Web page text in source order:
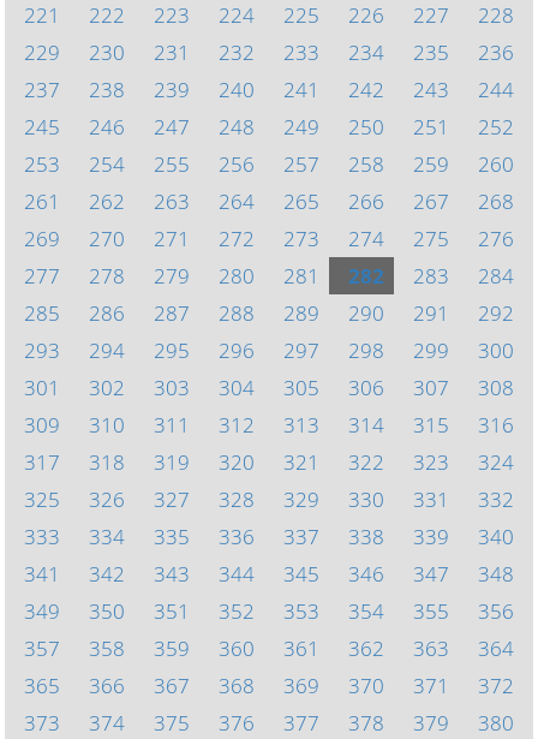
221
222 223 224 225 226 227
228
229
230 231 232 233 234 235
236
237
238 239 240 241 242 243
244
245
246 247 248 249 250 251
252
253
254 255 256 257 258 259
260
261
262 263 264 265 266 267
268
269
270 271 272 273 274 275
276
277
278 279 280 281 282 283
284
285
286 287 288 289 290 291
292
293
294 295 296 297 298 299
300
301
302 303 304 305 306 307
308
309
310 311 312 313 314 315
316
317
318 319 320 321 322 323
324
325
326 327 328 329 330 331
332
333
334 335 336 337 338 339
340
341
342 343 344 345 346 347
348
349
350 351 352 353 354 355
356
357
358 359 360 361 362 363
364
365
366 367 368 369 370 371
372
373
374 375 376 377 378 379 380